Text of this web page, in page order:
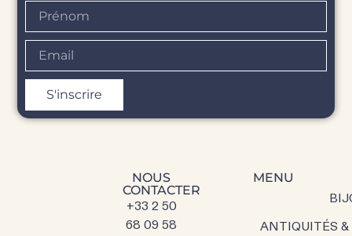
S'inscrire
NOUS
CONTACTER
+33 2 50
68 09 58
MENU
ANTIQUITÉS